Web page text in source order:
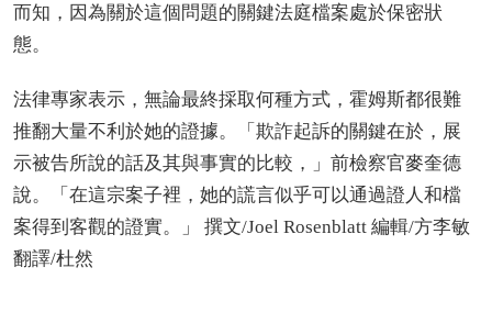
而知，因為關於這個問題的關鍵法庭檔案處於保密狀
態。
法律專家表示，無論最終採取何種方式，霍姆斯都很難
推翻大量不利於她的證據。「欺詐起訴的關鍵在於，展
示被告所說的話及其與事實的比較，」前檢察官麥奎德
說。「在這宗案子裡，她的謊言似乎可以通過證人和檔
案得到客觀的證實。」 撰文/Joel Rosenblatt 編輯/方李敏
翻譯/杜然